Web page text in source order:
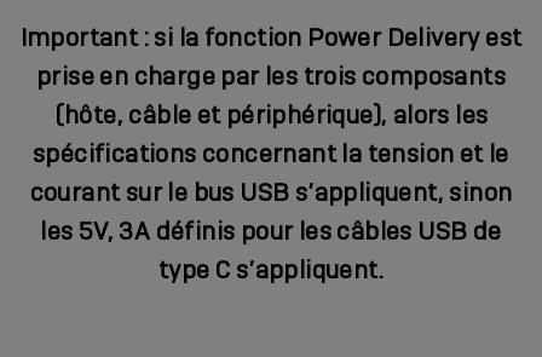
Important : si la fonction Power Delivery est
prise en charge par les trois composants
(hôte, câble et périphérique), alors les
spécifications concernant la tension et le
courant sur le bus USB s’appliquent, sinon
les 5V, 3A définis pour les câbles USB de
type C s’appliquent.